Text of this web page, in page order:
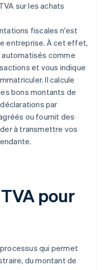
sur les achats
fiscales n'est
entreprise. À cet effet,
comme
et vous indique
Il calcule
bons montants de
par
ou fournit des
à transmettre vos
pour
qui permet
du montant de